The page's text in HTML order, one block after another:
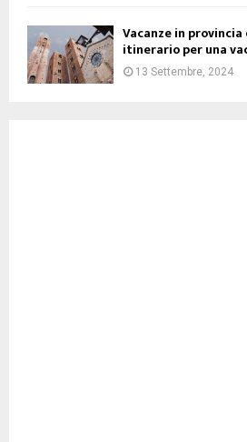
Vacanze in
itinerario per una
13 Settembre, 2024